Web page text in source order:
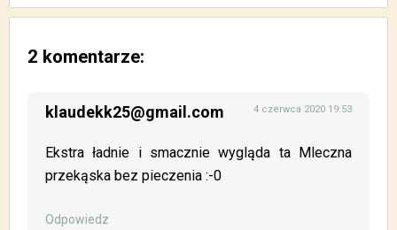
2 komentarze:
klaudekk25@gmail.com 4 czerwca 2020 19:53
Ekstra ładnie i smacznie wygląda ta Mleczna
przekąska bez pieczenia :-0
Odpowiedz